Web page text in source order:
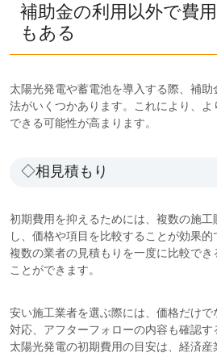
補助金の利用以外で費
もある
太陽光発電や蓄電池を導入する際、補
法がいくつかあります。これにより、よ
できる可能性が高まります。
◇相見積もり
初期費用を抑えるためには、複数の施
し、価格や項目を比較することが効果的
複数の業者の見積もりを一度に比較でき
ことができます。
安い施工業者を選ぶ際には、価格だけ
対応、アフターフォローの内容も確認
太陽光発電の初期費用の目安は、経済